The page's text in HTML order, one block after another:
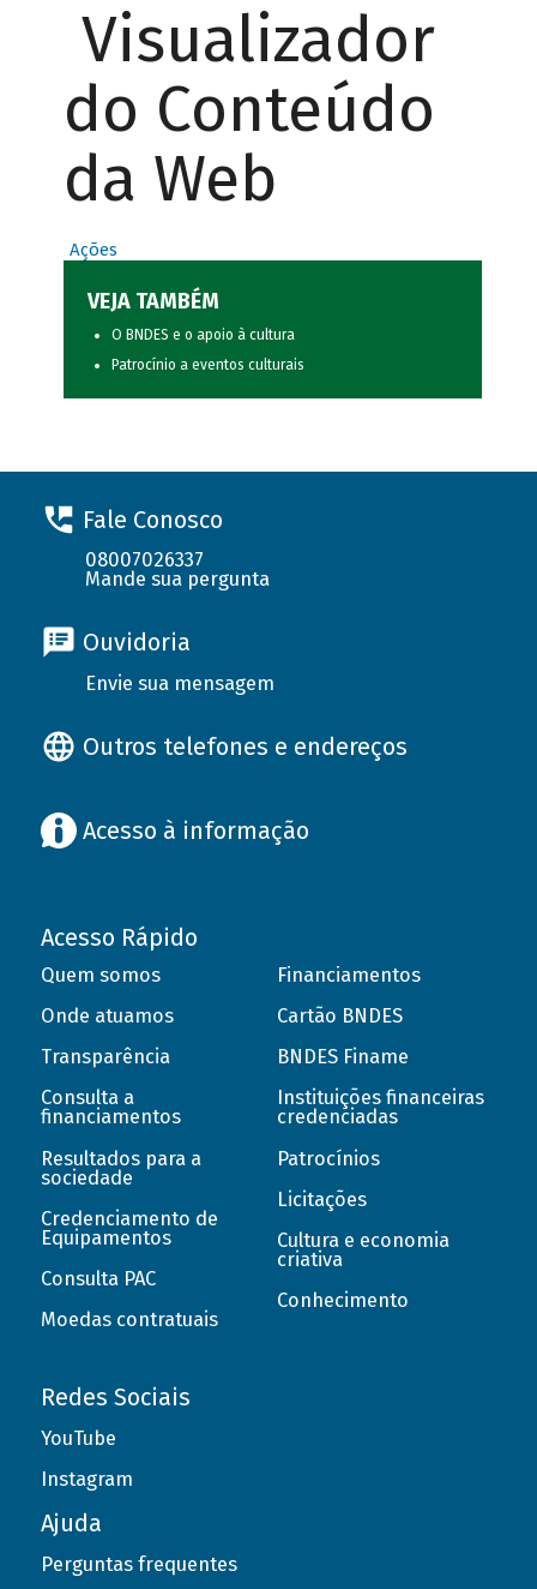
Visualizador
do Conteúdo
da Web
Ações
VEJA TAMBÉM
O BNDES e o apoio à cultura
Patrocínio a eventos culturais
Fale Conosco
08007026337
Mande sua pergunta
Ouvidoria
Envie sua mensagem
Outros telefones e endereços
Acesso à informação
Acesso Rápido
Quem somos
Onde atuamos
Transparência
Consulta a
financiamentos
Resultados para a
sociedade
Credenciamento de
Equipamentos
Consulta PAC
Moedas contratuais
Financiamentos
Cartão BNDES
BNDES Finame
Instituições financeiras
credenciadas
Patrocínios
Licitações
Cultura e economia
criativa
Conhecimento
Redes Sociais
YouTube
Instagram
Ajuda
Perguntas frequentes